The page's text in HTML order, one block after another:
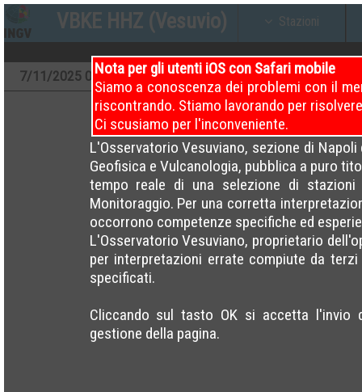
VBKE HHZ (Vesuvio) Stazioni
Nota per gli utenti iOS con Safari mobile
Siamo a conoscenza dei problemi con il
riscontrando. Stiamo lavorando per
Ci scusiamo per l'inconveniente.
L'Osservatorio Vesuviano, sezione di
Geofisica e Vulcanologia, pubblica a puro
tempo reale di una selezione di
Monitoraggio. Per una corretta
occorrono competenze specifiche ed
L'Osservatorio Vesuviano, proprietario
per interpretazioni errate compiute da
specificati.
Cliccando sul tasto OK si accetta l'invio
gestione della pagina.
7/11/2025 00 – 04 7/11/202504 – 08 7/11/